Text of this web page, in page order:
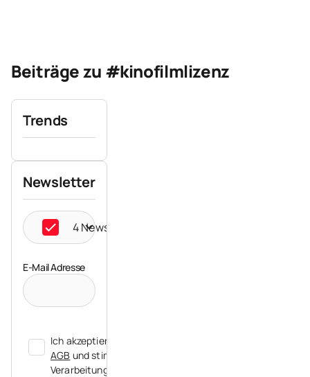
Beiträge zu #kinofilmlizenz
Trends
Newsletter
4 Newsletter ausgewählt
E-Mail Adresse
Ich akzeptiere die
AGB und stimme der
Verarbeitung meiner